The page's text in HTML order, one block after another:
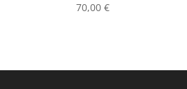
70,00 €